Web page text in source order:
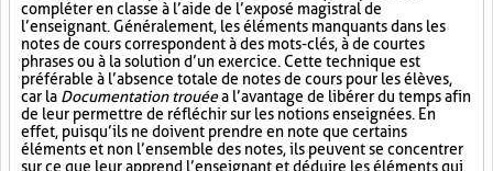
compléter en classe à l’aide de l’exposé magistral de
l’enseignant. Généralement, les éléments manquants dans les
notes de cours correspondent à des mots-clés, à de courtes
phrases ou à la solution d’un exercice. Cette technique est
préférable à l’absence totale de notes de cours pour les élèves,
car la Documentation trouéea l’avantage de libérer du temps afin
de leur permettre de réfléchir sur les notions enseignées. En
effet, puisqu’ils ne doivent prendre en note que certains
éléments et non l’ensemble des notes, ils peuvent se concentrer
sur ce que leur apprend l’enseignant et déduire les éléments qui